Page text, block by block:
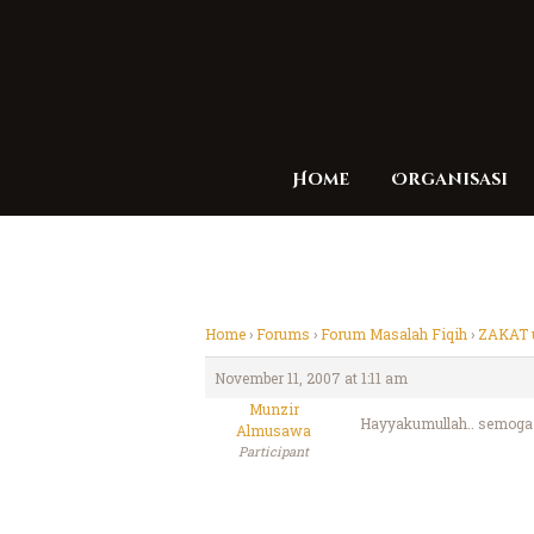
Home Organisasi
Home›Forums ›Forum Masalah Fiqih › ZAKAT
November 11, 2007 at 1:11 am
Munzir
Almusawa
Participant
Hayyakumullah..